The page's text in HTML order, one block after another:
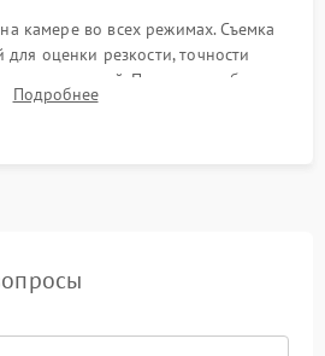
камере во всех режимах. Съемка
оценки резкости, точности
искажений. Проверка работы
значениях и тестирование
Подробнее